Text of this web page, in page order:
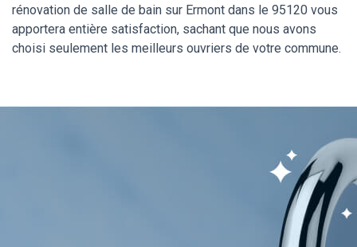
rénovation de salle de bain sur Ermont dans le 95120 vous
apportera entière satisfaction, sachant que nous avons
choisi seulement les meilleurs ouvriers de votre commune.